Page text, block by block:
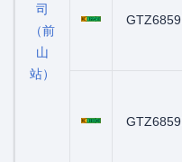
司
（前
山
站）